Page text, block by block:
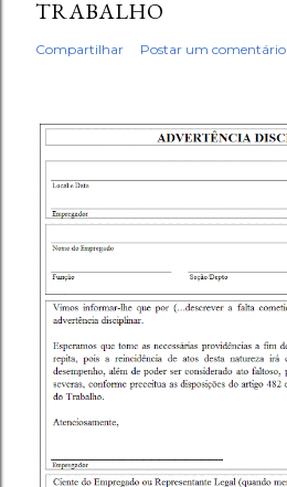
TRABALHO
Compartilhar Postar um comentário